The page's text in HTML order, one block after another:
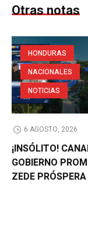
Otras notas
HONDURAS
NACIONALES
NOTICIAS
6 AGOSTO, 2026
¡INSÓLITO!
GOBIERNO
ZEDE PRÓSPERA